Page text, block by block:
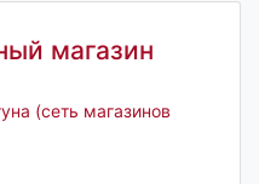
магазин
(сеть магазинов